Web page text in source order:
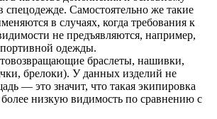
Самостоятельно же такие
в случаях, когда требования к
не предъявляются, например,
одежды.
браслеты, нашивки,
брелоки). У данных изделий не
— это значит, что такая экипировка
более низкую видимость по сравнению с